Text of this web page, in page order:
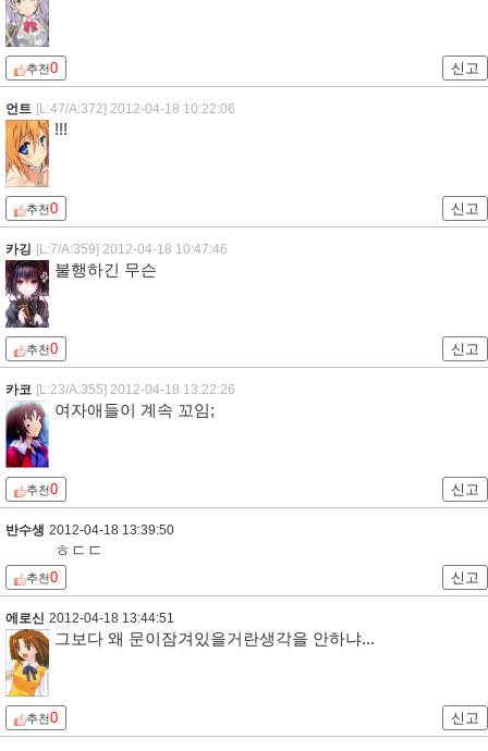
추천0 신고
언트 [L:47/A:372] 2012-04-18 10:22:06
!!!
추천0 신고
카깅 [L:7/A:359] 2012-04-18 10:47:46
불행하긴 무슨
추천0 신고
카코 [L:23/A:355] 2012-04-18 13:22:26
여자애들이 계속 꼬임;
추천0 신고
반수생 2012-04-18 13:39:50
ㅎㄷㄷ
추천0 신고
에로신 2012-04-18 13:44:51
그보다 왜 문이잠겨있을거란생각을 안하냐...
추천0 신고